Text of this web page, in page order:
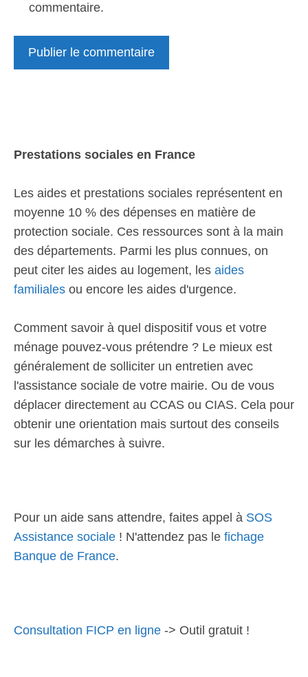
commentaire.
Prestations sociales en France
Les aides et prestations sociales représentent en
moyenne 10 % des dépenses en matière de
protection sociale. Ces ressources sont à la main
des départements. Parmi les plus connues, on
peut citer les aides au logement, les aides
familiales ou encore les aides d'urgence.
Comment savoir à quel dispositif vous et votre
ménage pouvez-vous prétendre ? Le mieux est
généralement de solliciter un entretien avec
l'assistance sociale de votre mairie. Ou de vous
déplacer directement au CCAS ou CIAS. Cela pour
obtenir une orientation mais surtout des conseils
sur les démarches à suivre.
Pour un aide sans attendre, faites appel à SOS
Assistance sociale ! N'attendez pas le fichage
Banque de France.
Consultation FICP en ligne -> Outil gratuit !